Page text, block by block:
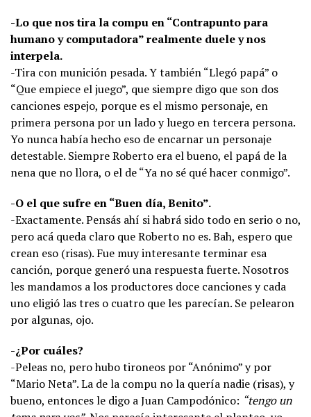
-Lo que nos tira la compu en “Contrapunto para
humano y computadora” realmente duele y nos
interpela.
-Tira con munición pesada. Y también “Llegó papá” o
“Que empiece el juego”, que siempre digo que son dos
canciones espejo, porque es el mismo personaje, en
primera persona por un lado y luego en tercera persona.
Yo nunca había hecho eso de encarnar un personaje
detestable. Siempre Roberto era el bueno, el papá de la
nena que no llora, o el de “Ya no sé qué hacer conmigo”.
-O el que sufre en “Buen día, Benito”.
-Exactamente. Pensás ahí si habrá sido todo en serio o no,
pero acá queda claro que Roberto no es. Bah, espero que
crean eso (risas). Fue muy interesante terminar esa
canción, porque generó una respuesta fuerte. Nosotros
les mandamos a los productores doce canciones y cada
uno eligió las tres o cuatro que les parecían. Se pelearon
por algunas, ojo.
-¿Por cuáles?
-Peleas no, pero hubo tironeos por “Anónimo” y por
“Mario Neta”. La de la compu no la quería nadie (risas), y
bueno, entonces le digo a Juan Campodónico: “tengo un